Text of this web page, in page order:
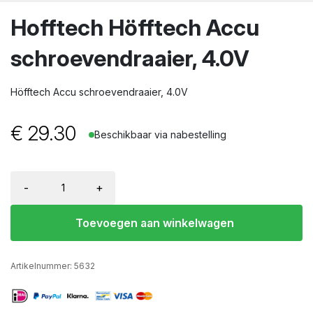
Hofftech Höfftech Accu
schroevendraaier, 4.0V
Höfftech Accu schroevendraaier, 4.0V
€ 29.30 Beschikbaar via nabestelling
- +
Toevoegen aan winkelwagen
Artikelnummer: 5632